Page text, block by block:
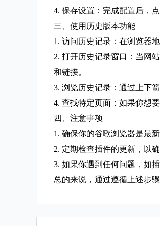
4. 保存设置：完成配置后，
三、使用历史版本功能
1. 访问历史记录：在浏览器
2. 打开历史记录窗口：当网
和链接。
3. 浏览历史记录：通过上下
4. 查找特定页面：如果你想
四、注意事项
1. 确保你的谷歌浏览器是最
2. 定期检查插件的更新，以
3. 如果你遇到任何问题，如
总的来说，通过遵循上述步